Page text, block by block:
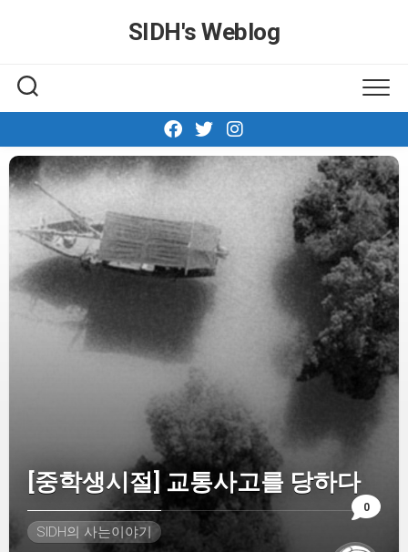
SIDH′s Weblog
0
[중학생시절] 교통사고를 당하다
SIDH의 사는이야기